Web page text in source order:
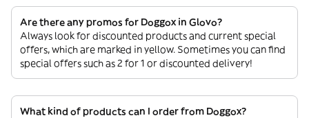
Are there any promos for Doggox in Glovo?
Always look for discounted products and current special
offers, which are marked in yellow. Sometimes you can find
special offers such as 2 for 1 or discounted delivery!
What kind of products can I order from Doggox?